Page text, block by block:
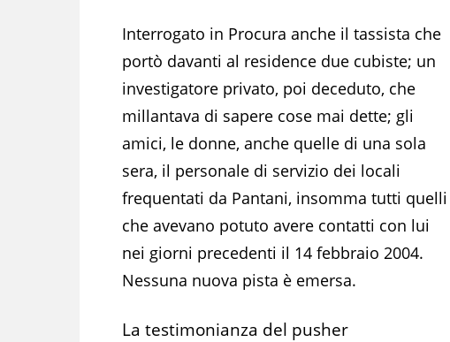
Interrogato in Procura anche il tassista che
portò davanti al residence due cubiste; un
investigatore privato, poi deceduto, che
millantava di sapere cose mai dette; gli
amici, le donne, anche quelle di una sola
sera, il personale di servizio dei locali
frequentati da Pantani, insomma tutti quelli
che avevano potuto avere contatti con lui
nei giorni precedenti il 14 febbraio 2004.
Nessuna nuova pista è emersa.
La testimonianza del pusher